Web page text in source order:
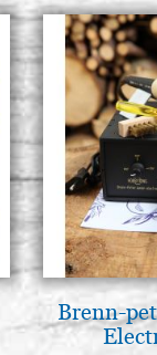
Brenn-